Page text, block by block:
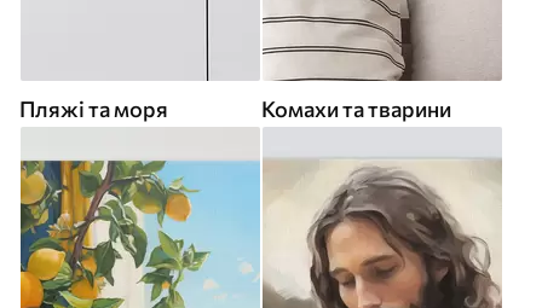
Пляжі та моря Комахи та тварини